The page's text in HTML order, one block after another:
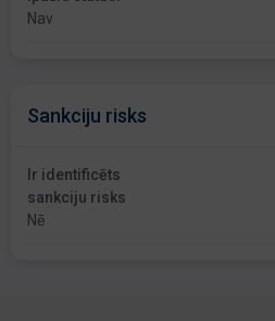
Nav
Sankciju risks
Ir identificēts
sankciju risks
Nē